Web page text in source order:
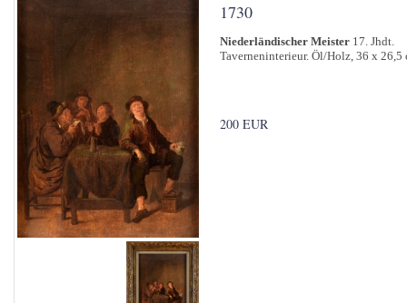
1730
Niederländischer Meister 17. Jhdt.
Taverneninterieur. Öl/Holz, 36 x 26,5
200 EUR